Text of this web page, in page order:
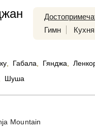
Гимн
Габала Гянджа
Шуша
Mountain